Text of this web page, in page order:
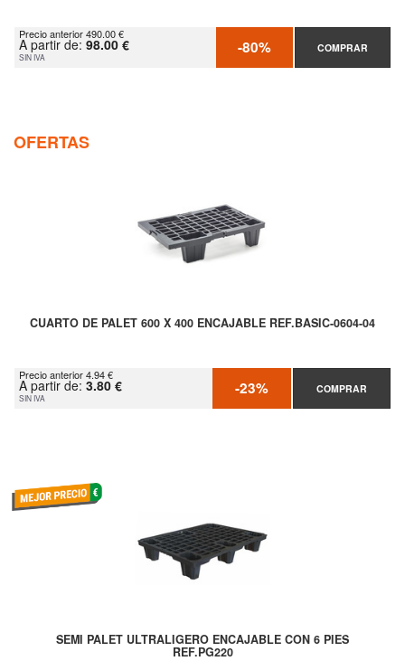
Precio anterior 490.00 €
A partir de: 98.00 €
SIN IVA -80% COMPRAR
OFERTAS
CUARTO DE PALET 600 X 400 ENCAJABLE REF.BASIC-0604-04
Precio anterior 4.94 €
A partir de: 3.80 €
SIN IVA -23% COMPRAR
SEMI PALET ULTRALIGERO ENCAJABLE CON 6 PIES
REF.PG220